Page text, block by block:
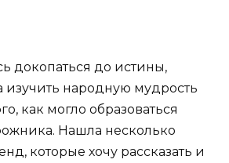
докопаться до истины,
изучить народную мудрость
как могло образоваться
Нашла несколько
которые хочу рассказать и